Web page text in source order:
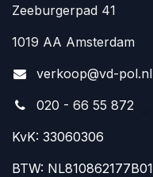
Zeeburgerpad 41
1019 AA Amsterdam
verkoop@vd-pol.nl
020 - 66 55 872
KvK: 33060306
BTW: NL810862177B01